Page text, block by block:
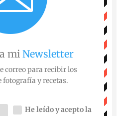
mi Newsletter
correo para recibir los
y recetas.
He leído y acepto la